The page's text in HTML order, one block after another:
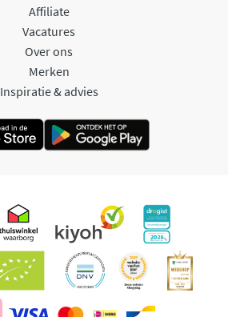
Affiliate
Vacatures
Over ons
Merken
Inspiratie & advies